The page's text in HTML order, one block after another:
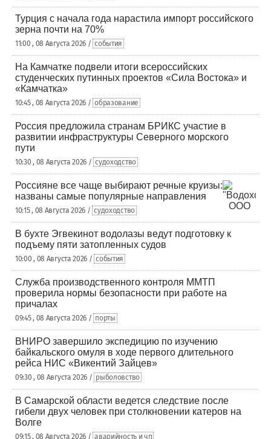
Турция с начала года нарастила импорт российского
зерна почти на 70%
11:00 , 08 Августа 2026 / события
На Камчатке подвели итоги всероссийских
студенческих путинных проектов «Сила Востока» и
«Камчатка»
10:45 , 08 Августа 2026 / образование
Россия предложила странам БРИКС участие в
развитии инфраструктуры Северного морского
пути
10:30 , 08 Августа 2026 / судоходство
Россияне все чаще выбирают речные круизы:
названы самые популярные направления
10:15 , 08 Августа 2026 / судоходство
В бухте Эгвекинот водолазы ведут подготовку к
подъему пяти затопленных судов
10:00 , 08 Августа 2026 / события
Служба производственного контроля ММТП
проверила нормы безопасности при работе на
причалах
09:45 , 08 Августа 2026 / порты
ВНИРО завершило экспедицию по изучению
байкальского омуля в ходе первого длительного
рейса НИС «Викентий Зайцев»
09:30 , 08 Августа 2026 / рыболовство
В Самарской области ведется следствие после
гибели двух человек при столкновении катеров на
Волге
09:15 , 08 Августа 2026 / аварийность и чп